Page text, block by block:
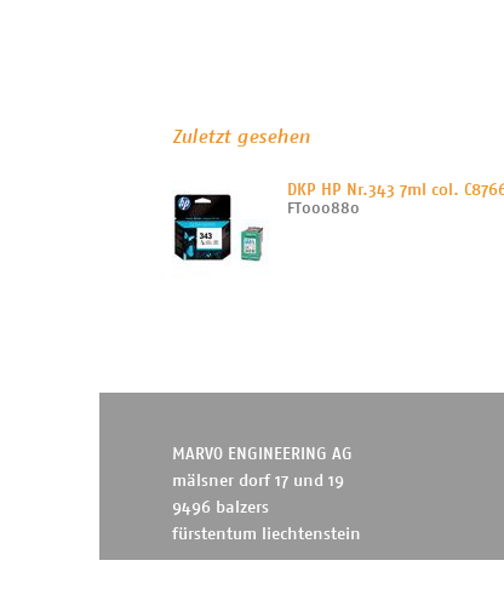
Zuletzt gesehen
DKP HP Nr.343 7ml col.
FT000880
MARVO ENGINEERING AG
mälsner dorf 17 und 19
9496 balzers
fürstentum liechtenstein